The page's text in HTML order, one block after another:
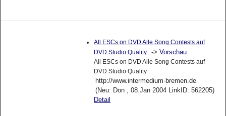
All ESCs on DVD Alle Song Contests auf
DVD Studio Quality
-> Vorschau
All ESCs on DVD Alle Song Contests auf
DVD Studio Quality
http://www.intermedium-bremen.de
(Neu: Don , 08.Jan 2004 LinkID: 562205)
Detail